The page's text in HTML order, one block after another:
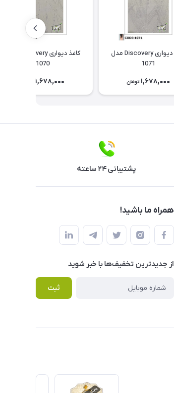
کاغذ دیواری Discovery مدل
1071
1,678,000 تومان
1070
1,678,000
پشتیبانی ۲۴ ساعته
همراه ما باشید!
از جدید‌ترین تخفیف‌ها با‌ خبر شوید
ثبت